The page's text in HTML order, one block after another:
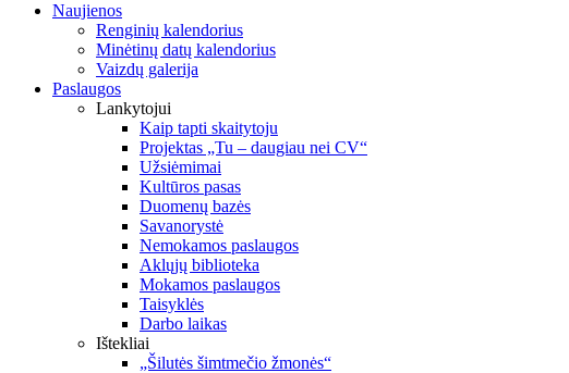
Naujienos
Renginių kalendorius
Minėtinų datų kalendorius
Vaizdų galerija
Paslaugos
Lankytojui
Kaip tapti skaitytoju
Projektas „Tu – daugiau nei CV“
Užsiėmimai
Kultūros pasas
Duomenų bazės
Savanorystė
Nemokamos paslaugos
Aklųjų biblioteka
Mokamos paslaugos
Taisyklės
Darbo laikas
Ištekliai
„Šilutės šimtmečio žmonės“